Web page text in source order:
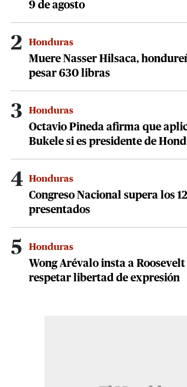
9 de agosto
2 Honduras
Muere Nasser Hilsaca,
pesar 630 libras
3 Honduras
Octavio Pineda afirma que
Bukele si es presidente de
4 Honduras
Congreso Nacional supera los
presentados
5 Honduras
Wong Arévalo insta a
respetar libertad de expresión